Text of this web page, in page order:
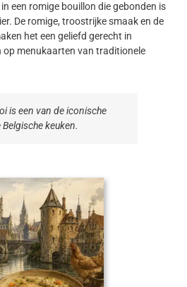
een romige bouillon die gebonden is
De romige, troostrijke smaak en de
het een geliefd gerecht in
op menukaarten van traditionele
is een van de iconische
keuken.